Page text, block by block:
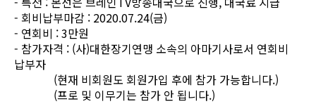
- 회비납부마감 : 2020.07.24(금)
- 연회비 : 3만원
- 참가자격 : (사)대한장기연맹 소속의 아마기사로서 연회비
납부자
(현재 비회원도 회원가입 후에 참가 가능합니다.)
(프로 및 이무기는 참가 안 됩니다.)